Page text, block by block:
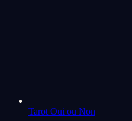
Tarot Oui ou Non